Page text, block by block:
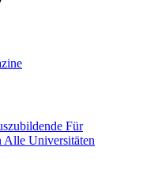
Für
Alle Universitäten